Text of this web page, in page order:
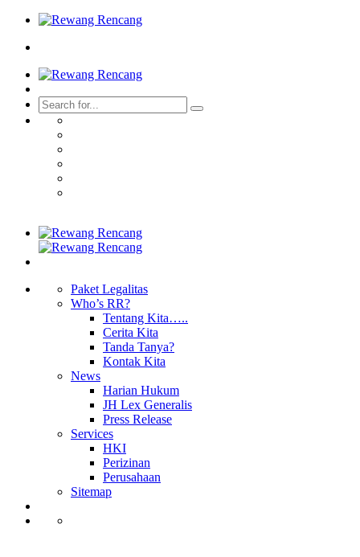
Paket Legalitas
Who’s RR?
Tentang Kita…..
Cerita Kita
Tanda Tanya?
Kontak Kita
News
Harian Hukum
JH Lex Generalis
Press Release
Services
HKI
Perizinan
Perusahaan
Sitemap